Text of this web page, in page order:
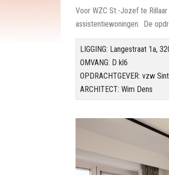
Voor WZC St.-Jozef te
assistentiewoningen. De
LIGGING: Langestraat 1a,
OMVANG: D kl6
OPDRACHTGEVER: vzw
ARCHITECT: Wim Dens